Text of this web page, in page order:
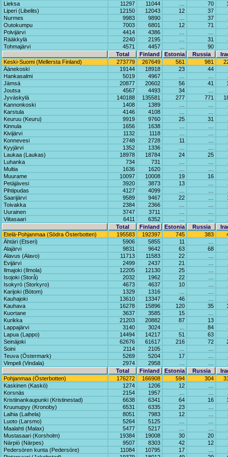
Lieksa
11297 11044 70
Liperi (Libelits)
12150 12043 12 37
Nurmes
9983 9890 37
Outokumpu
7003 6801 12 71
Polvijärvi
4414 4386
Rääkkylä
2240 2195 31
Tohmajärvi
4571 4457 90
Total
Finland Estonia Russia
Keski-Suomi (Mellersta Finland)
273779 267649 561 981
Äänekoski
19144 18918 23 44
Hankasalmi
5019 4967
Jämsä
20877 20602 56 41
Joutsa
4567 4493 34
Jyväskylä
140188 135581 277 771
Kannonkoski
1408 1389
Karstula
4146 4108
Keuruu (Keuru)
9919 9760 25 31
Kinnula
1656 1638
Kivijärvi
1132 1118
Konnevesi
2748 2728 11
Kyyjärvi
1352 1336
Laukaa (Laukas)
18978 18784 24 25
Luhanka
734 731
Multia
1636 1620
Muurame
10097 10008 19 16
Petäjävesi
3920 3873 13
Pihtipudas
4127 4099
Saarijärvi
9589 9467 22
Toivakka
2384 2366
Uurainen
3747 3711
Viitasaari
6411 6352
Total
Finland Estonia Russia
Etelä-Pohjanmaa (Södra Österbotten)
195583 192397 745 383
Ähtäri (Etseri)
5906 5855 11
Alajärvi
9831 9642 63 68
Alavus (Alavo)
11713 11583 22
Evijärvi
2499 2437 21
Ilmajoki (Ilmola)
12205 12130 25
Isojoki (Storå)
2032 1962 22
Isokyrö (Storkyro)
4673 4637 10
Karijoki (Bötom)
1329 1316
Kauhajoki
13610 13347 46
Kauhava
16278 15896 120 35
Kuortane
3637 3585 15
Kurikka
21203 20882 87 13
Lappajärvi
3140 3024 84
Lapua (Lappo)
14494 14217 51 63
Seinäjoki
62676 61617 216 72
Soini
2114 2105
Teuva (Östermark)
5269 5204 17
Vimpeli (Vindala)
2974 2958
Total
Finland Estonia Russia
Pohjanmaa (Österbotten)
176272 166908 594 304
Kaskinen (Kaskö)
1274 1206 12
Korsnäs
2154 1957
Kristiinankaupunki (Kristinestad)
6638 6341 64 16
Kruunupyy (Kronoby)
6531 6335 23
Laihia (Laihela)
8051 7983 12
Luoto (Larsmo)
5264 5125
Maalahti (Malax)
5477 5217
Mustasaari (Korsholm)
19384 19008 30 20
Närpiö (Närpes)
9507 8303 42 12
Pedersören kunta (Pedersöre)
11084 10795 17